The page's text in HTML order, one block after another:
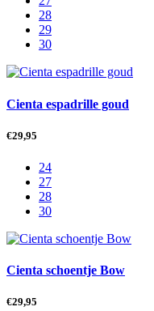
28
29
30
Cienta espadrille goud
€29,95
24
27
28
30
Cienta schoentje Bow
€29,95